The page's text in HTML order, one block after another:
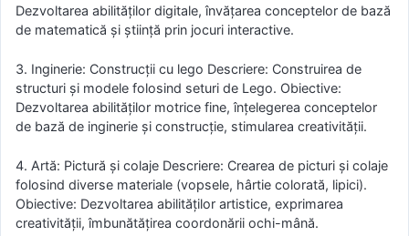
Dezvoltarea abilităților digitale, învățarea conceptelor de bază
de matematică și știință prin jocuri interactive.
3. Inginerie: Construcții cu lego Descriere: Construirea de
structuri și modele folosind seturi de Lego. Obiective:
Dezvoltarea abilităților motrice fine, înțelegerea conceptelor
de bază de inginerie și construcție, stimularea creativității.
4. Artă: Pictură și colaje Descriere: Crearea de picturi și colaje
folosind diverse materiale (vopsele, hârtie colorată, lipici).
Obiective: Dezvoltarea abilităților artistice, exprimarea
creativității, îmbunătățirea coordonării ochi-mână.